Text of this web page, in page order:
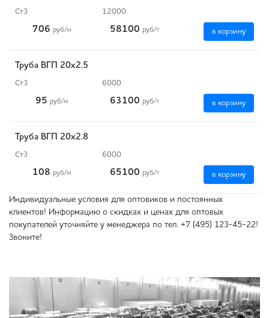
Ст3 12000
706 руб/м 58100 руб/т в корзину
Труба ВГП 20х2.5
Ст3 6000
95 руб/м 63100 руб/т в корзину
Труба ВГП 20х2.8
Ст3 6000
108 руб/м 65100 руб/т в корзину
Индивидуальные условия для оптовиков и постоянных
клиентов! Информацию о скидках и ценах для оптовых
покупателей уточняйте у менеджера по тел. +7 (495) 123-45-22!
Звоните!